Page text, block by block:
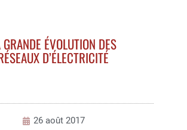
GRANDE ÉVOLUTION DES
D’ÉLECTRICITÉ
26 août 2017